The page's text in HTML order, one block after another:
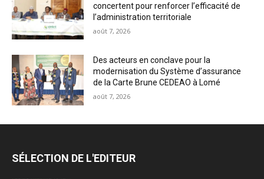
concertent pour renforcer l’efficacité de
l’administration territoriale
août 7, 2026
Des acteurs en conclave pour la
modernisation du Système d’assurance
de la Carte Brune CEDEAO à Lomé
août 7, 2026
SÉLECTION DE L'EDITEUR